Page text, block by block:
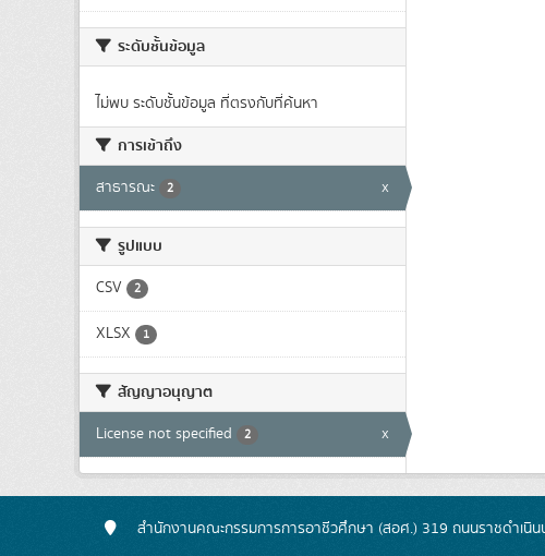
ระดับชั้นข้อมูล
ไม่พบ ระดับชั้นข้อมูล ที่ตรงกับที่ค้นหา
การเข้าถึง
สาธารณะ 2 x
รูปแบบ
CSV 2
XLSX 1
สัญญาอนุญาต
License not specified 2 x
สำนักงานคณะกรรมการการอาชีวศึกษา (สอศ.) 319 ถนนราชดำเนิ